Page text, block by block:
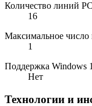
Количество линий
16
Максимальное число
1
Поддержка Windows
Нет
Технологии и